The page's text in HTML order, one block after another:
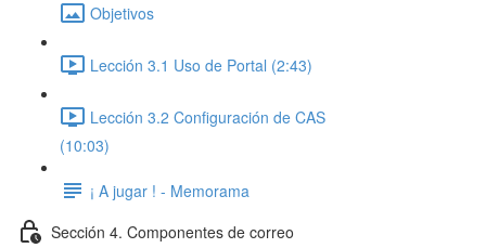
Objetivos
Lección 3.1 Uso de Portal (2:43)
Lección 3.2 Configuración de CAS
(10:03)
¡ A jugar ! - Memorama
Sección 4. Componentes de correo